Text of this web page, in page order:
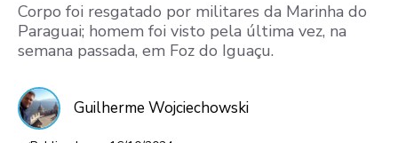
Corpo foi resgatado por militares da Marinha do
Paraguai; homem foi visto pela última vez, na
semana passada, em Foz do Iguaçu.
Guilherme Wojciechowski